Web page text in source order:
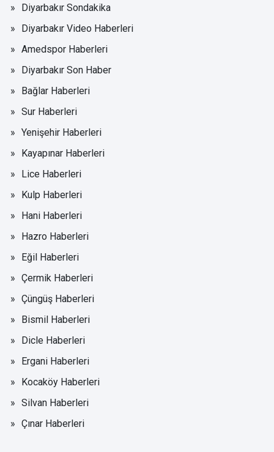
Diyarbakır Sondakika
Diyarbakır Video Haberleri
Amedspor Haberleri
Diyarbakır Son Haber
Bağlar Haberleri
Sur Haberleri
Yenişehir Haberleri
Kayapınar Haberleri
Lice Haberleri
Kulp Haberleri
Hani Haberleri
Hazro Haberleri
Eğil Haberleri
Çermik Haberleri
Çüngüş Haberleri
Bismil Haberleri
Dicle Haberleri
Ergani Haberleri
Kocaköy Haberleri
Silvan Haberleri
Çınar Haberleri